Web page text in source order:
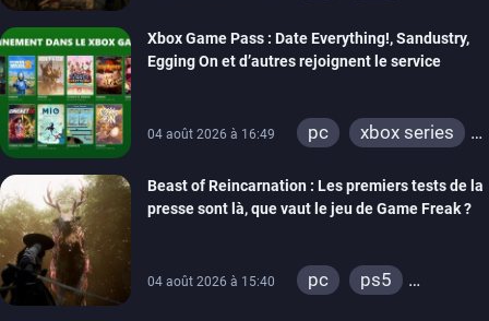
Xbox Game Pass : Date Everything!, Sandustry,
Egging On et d’autres rejoignent le service
04 août 2026 à 16:49 pc
xbox series
Beast of Reincarnation : Les premiers tests de la
presse sont là, que vaut le jeu de Game Freak ?
04 août 2026 à 15:40 pc
ps5